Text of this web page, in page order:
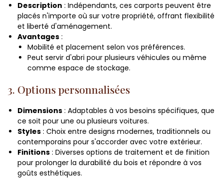
Description : Indépendants, ces carports peuvent être
placés n'importe où sur votre propriété, offrant flexibilité
et liberté d'aménagement.
Avantages :
Mobilité et placement selon vos préférences.
Peut servir d'abri pour plusieurs véhicules ou même
comme espace de stockage.
3. Options personnalisées
Dimensions : Adaptables à vos besoins spécifiques, que
ce soit pour une ou plusieurs voitures.
Styles : Choix entre designs modernes, traditionnels ou
contemporains pour s'accorder avec votre extérieur.
Finitions : Diverses options de traitement et de finition
pour prolonger la durabilité du bois et répondre à vos
goûts esthétiques.